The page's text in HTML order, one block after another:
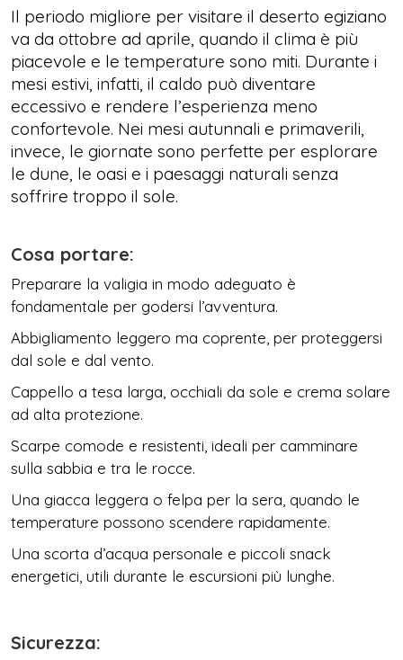
Il periodo migliore per visitare il deserto egiziano
va da ottobre ad aprile, quando il clima è più
piacevole e le temperature sono miti. Durante i
mesi estivi, infatti, il caldo può diventare
eccessivo e rendere l’esperienza meno
confortevole. Nei mesi autunnali e primaverili,
invece, le giornate sono perfette per esplorare
le dune, le oasi e i paesaggi naturali senza
soffrire troppo il sole.
Cosa portare:
Preparare la valigia in modo adeguato è
fondamentale per godersi l’avventura.
Abbigliamento leggero ma coprente, per proteggersi
dal sole e dal vento.
Cappello a tesa larga, occhiali da sole e crema solare
ad alta protezione.
Scarpe comode e resistenti, ideali per camminare
sulla sabbia e tra le rocce.
Una giacca leggera o felpa per la sera, quando le
temperature possono scendere rapidamente.
Una scorta d’acqua personale e piccoli snack
energetici, utili durante le escursioni più lunghe.
Sicurezza: